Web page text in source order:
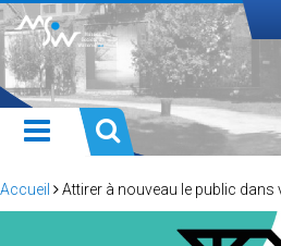
Accueil Attirer à nouveau le public dans